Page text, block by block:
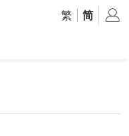
繁 简